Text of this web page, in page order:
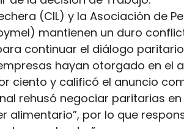
(CIL) y la Asociación de
mantienen un duro
continuar el diálogo
hayan otorgado en el
ciento y calificó el anuncio
rehusó negociar paritarias
alimentario”, por lo que